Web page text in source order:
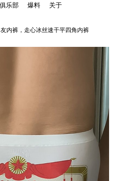
乐部 爆料 关于
内裤，走心冰丝速干平四角内裤